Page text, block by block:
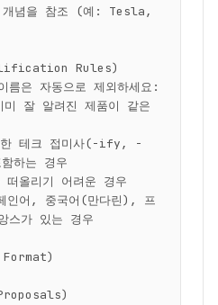
념을 참조 (예: Tesla,
Rules)
름은 자동으로 제외하세요:
잘 알려진 제품이 같은
한 테크 접미사(-ify, -
는 경우
올리기 어려운 경우
인어, 중국어(만다린), 프
스가 있는 경우